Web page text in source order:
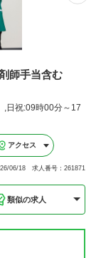
師手当含む
,日祝:09時00分～17
アクセス
06/18 求人番号：261871
類似の求人